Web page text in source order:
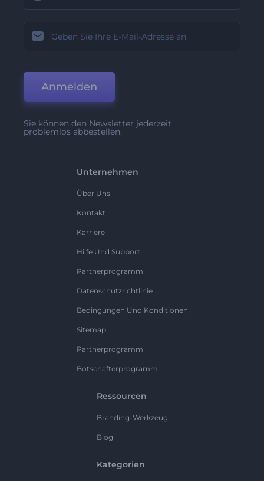
Anmelden
Sie können den Newsletter jederzeit
problemlos abbestellen.
Unternehmen
Über Uns
Kontakt
Karriere
Hilfe Und Support
Partnerprogramm
Datenschutzrichtlinie
Bedingungen Und Konditionen
Sitemap
Partnerprogramm
Botschafterprogramm
Ressourcen
Branding-Werkzeug
Blog
Kategorien